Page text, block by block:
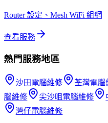
Router 設定、Mesh WiFi 組網
查看服務
熱門服務地區
沙田電腦維修 荃灣電腦
腦維修
尖沙咀 電腦維修
灣仔電腦維修